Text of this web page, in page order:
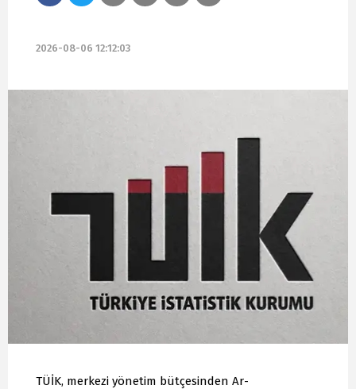
2026-08-06 12:12:03
TÜİK, merkezi yönetim bütçesinden Ar-